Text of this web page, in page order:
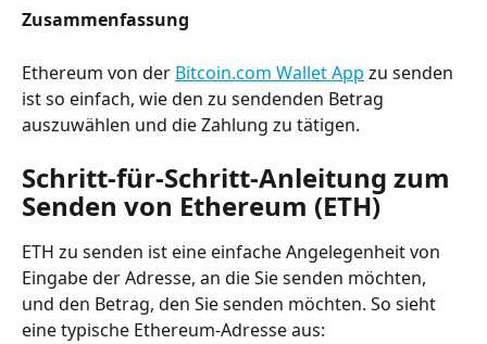
Zusammenfassung
Ethereum von der Bitcoin.com Wallet App zu senden
ist so einfach, wie den zu sendenden Betrag
auszuwählen und die Zahlung zu tätigen.
Schritt-für-Schritt-Anleitung zum
Senden von Ethereum (ETH)
ETH zu senden ist eine einfache Angelegenheit von
Eingabe der Adresse, an die Sie senden möchten,
und den Betrag, den Sie senden möchten. So sieht
eine typische Ethereum-Adresse aus: